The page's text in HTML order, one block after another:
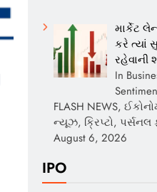
માર્કેટ
કરે ત્યાં
રહેવાની
In
FLASH NEWS,
ન્યૂઝ, ક્રિપ્ટો,
August 6, 2026
IPO